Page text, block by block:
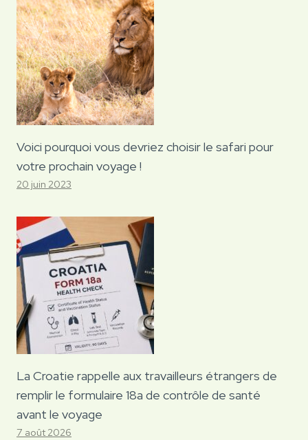
Voici pourquoi vous devriez choisir le safari pour
votre prochain voyage !
20 juin 2023
La Croatie rappelle aux travailleurs étrangers de
remplir le formulaire 18a de contrôle de santé
avant le voyage
7 août 2026